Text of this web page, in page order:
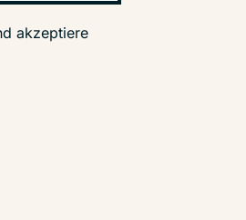
akzeptiere